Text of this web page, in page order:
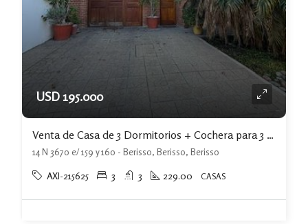
USD 195.000
Venta de Casa de 3 Dormitorios + Cochera para 3 Autos y Quincho con Jardin.-
14 N 3670 e/ 159 y 160 - Berisso, Berisso, Berisso
AXI-215625 3 3 229.00 CASAS